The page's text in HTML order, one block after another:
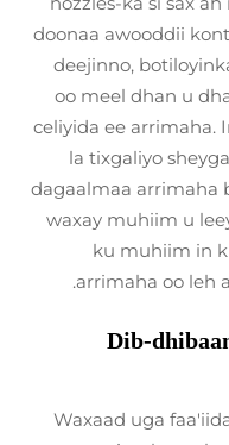
doonaa awooddii
deejinno,
oo meel dhan u
celiyida ee arrimaha.
la tixgaliyo
dagaalmaa arrimaha
waxay muhiim u
ku muhiim in
arrimaha oo leh
Dib-
Waxaad uga